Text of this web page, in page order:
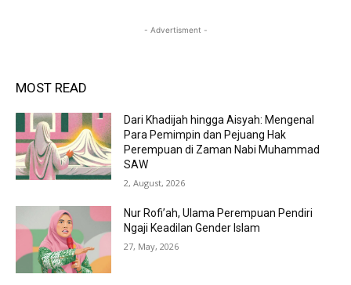
- Advertisment -
MOST READ
Dari Khadijah hingga Aisyah: Mengenal
Para Pemimpin dan Pejuang Hak
Perempuan di Zaman Nabi Muhammad
SAW
2, August, 2026
Nur Rofi’ah, Ulama Perempuan Pendiri
Ngaji Keadilan Gender Islam
27, May, 2026